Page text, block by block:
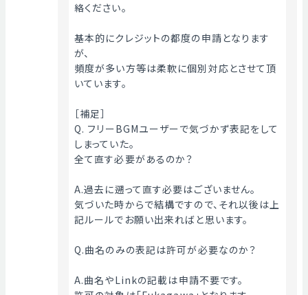
絡ください。
基本的にクレジットの都度の申請となります
が、
頻度が多い方等は柔軟に個別対応とさせて頂
いています。
［補足］
Q. フリーBGMユーザーで気づかず表記をして
しまっていた。
全て直す必要があるのか？
A.過去に遡って直す必要はございません。
気づいた時からで結構ですので、それ以後は上
記ルールでお願い出来ればと思います。
Q.曲名のみの表記は許可が必要なのか？
A.曲名やLinkの記載は申請不要です。